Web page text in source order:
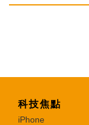
科技焦點
iPhone